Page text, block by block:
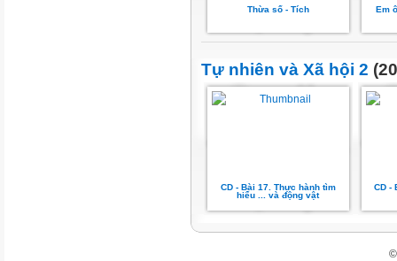
Thừa số - Tích Em
Tự nhiên và Xã hội 2
CD - Bài 17. Thực hành tìm
hiểu ... và động vật
CD -